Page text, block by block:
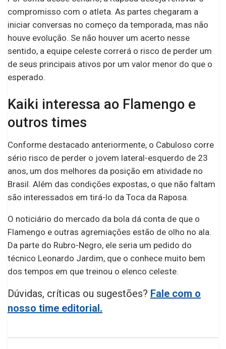
compromisso com o atleta. As partes chegaram a
iniciar conversas no começo da temporada, mas não
houve evolução. Se não houver um acerto nesse
sentido, a equipe celeste correrá o risco de perder um
de seus principais ativos por um valor menor do que o
esperado.
Kaiki interessa ao Flamengo e
outros times
Conforme destacado anteriormente, o Cabuloso corre
sério risco de perder o jovem lateral-esquerdo de 23
anos, um dos melhores da posição em atividade no
Brasil. Além das condições expostas, o que não faltam
são interessados em tirá-lo da Toca da Raposa.
O noticiário do mercado da bola dá conta de que o
Flamengo e outras agremiações estão de olho no ala.
Da parte do Rubro-Negro, ele seria um pedido do
técnico Leonardo Jardim, que o conhece muito bem
dos tempos em que treinou o elenco celeste.
Dúvidas, críticas ou sugestões? Fale com o
nosso time editorial.